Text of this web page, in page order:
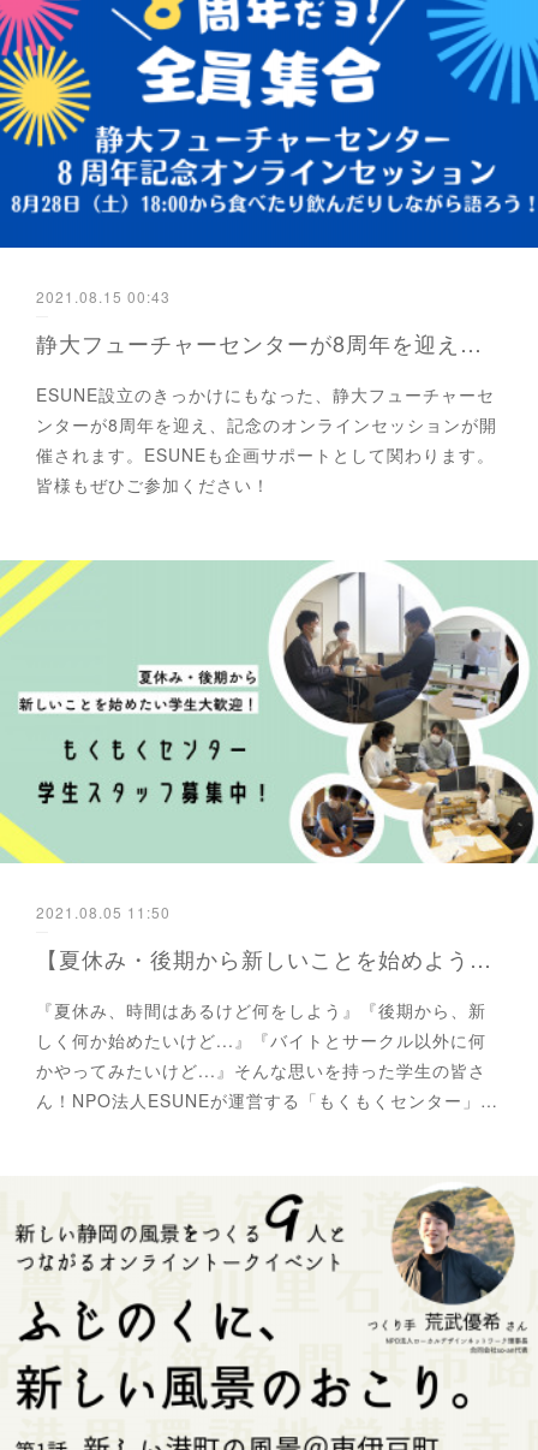
2021.08.15 00:43
静大フューチャーセンターが8周年を迎えます
ESUNE設立のきっかけにもなった、静大フューチャーセ
ンターが8周年を迎え、記念のオンラインセッションが開
催されます。ESUNEも企画サポートとして関わります。
皆様もぜひご参加ください！
2021.08.05 11:50
【夏休み・後期から新しいことを始めよう】もくもくセンターの学生スタッフを募集！
『夏休み、時間はあるけど何をしよう』『後期から、新
しく何か始めたいけど...』『バイトとサークル以外に何
かやってみたいけど...』そんな思いを持った学生の皆さ
ん！NPO法人ESUNEが運営する「もくもくセンター」…